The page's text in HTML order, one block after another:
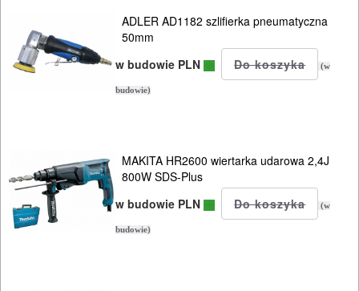
PNEUMATYCZNE
AKCESORIA
KOMPRESORY
URZĄDZENIA
ROZRUCHOWE
PROSTOWNIKI
ADLER AD1182 szlifierka pneumatyczna
50mm
w budowie PLN
(w
budowie)
MAKITA HR2600 wiertarka udarowa 2,4J
800W SDS-Plus
w budowie PLN
(w
budowie)